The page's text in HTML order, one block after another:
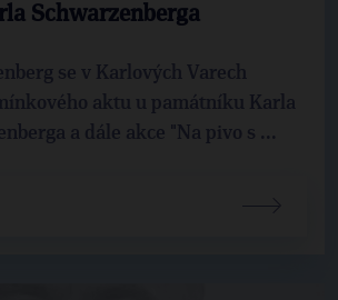
Schwarzenberga
se v Karlových Varech
aktu u památníku Karla
a dále akce "Na pivo s ...